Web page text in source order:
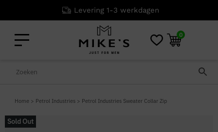
Levering 1-3 werkdagen
0
Home > Petrol Industries > Petrol Industries Sweater Collar Zip
Sold Out